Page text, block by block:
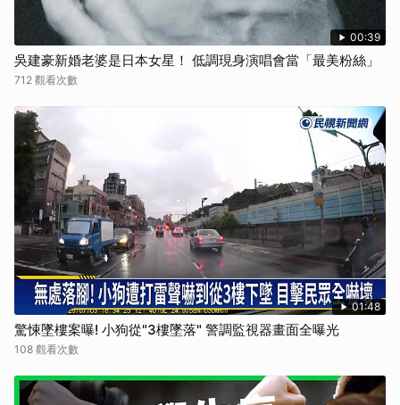
00:39
吳建豪新婚老婆是日本女星！ 低調現身演唱會當「最美粉絲」
712 觀看次數
01:48
驚悚墜樓案曝! 小狗從"3樓墜落" 警調監視器畫面全曝光
108 觀看次數